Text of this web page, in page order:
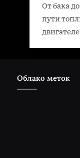
От бака
пути
двигателе
Облако меток